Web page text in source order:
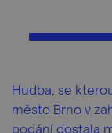
Hudba, se
město Brno v
podání dostala